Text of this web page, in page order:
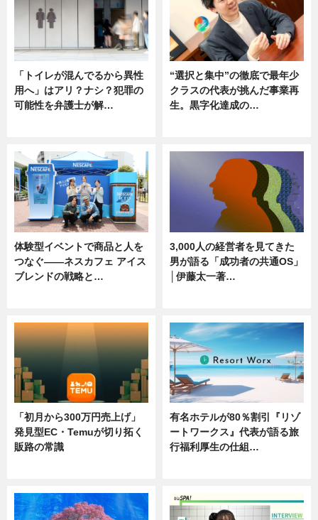
「トイレが混んでるから異性
用へ」はアリ？ナシ？犯罪の
可能性を弁護士が解…
“選択と集中”の徹底で最年少
クラスの代表が挑んだ事業再
生。黒字化達成の…
体験型イベントで商品と人を
つなぐ――ネスカフェ アイス
ブレンドの戦略と…
3,000人の経営者を見てきた
男が語る「成功者の共通OS」
│伊藤太一著…
「初月から300万円売上げ」
発見型EC・Temuが切り拓く
販路の常識
有名ホテルが80％割引『リゾ
ートワークス』代表が語る旅
行福利厚生の仕組…